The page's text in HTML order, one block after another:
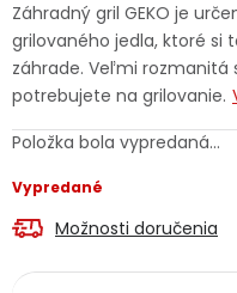
Doprava a platba
Kontakty
Záhradný gril GEKO je
grilovaného jedla, ktoré si
záhrade. Veľmi rozmanitá
potrebujete na grilovanie.
Položka bola vypredaná…
Vypredané
Možnosti doručenia